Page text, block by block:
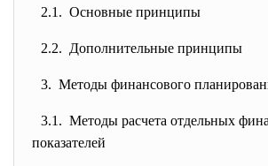
2.1. Основные принципы
2.2. Дополнительные принципы
3. Методы финансового
3.1. Методы расчета отдельных
показателей